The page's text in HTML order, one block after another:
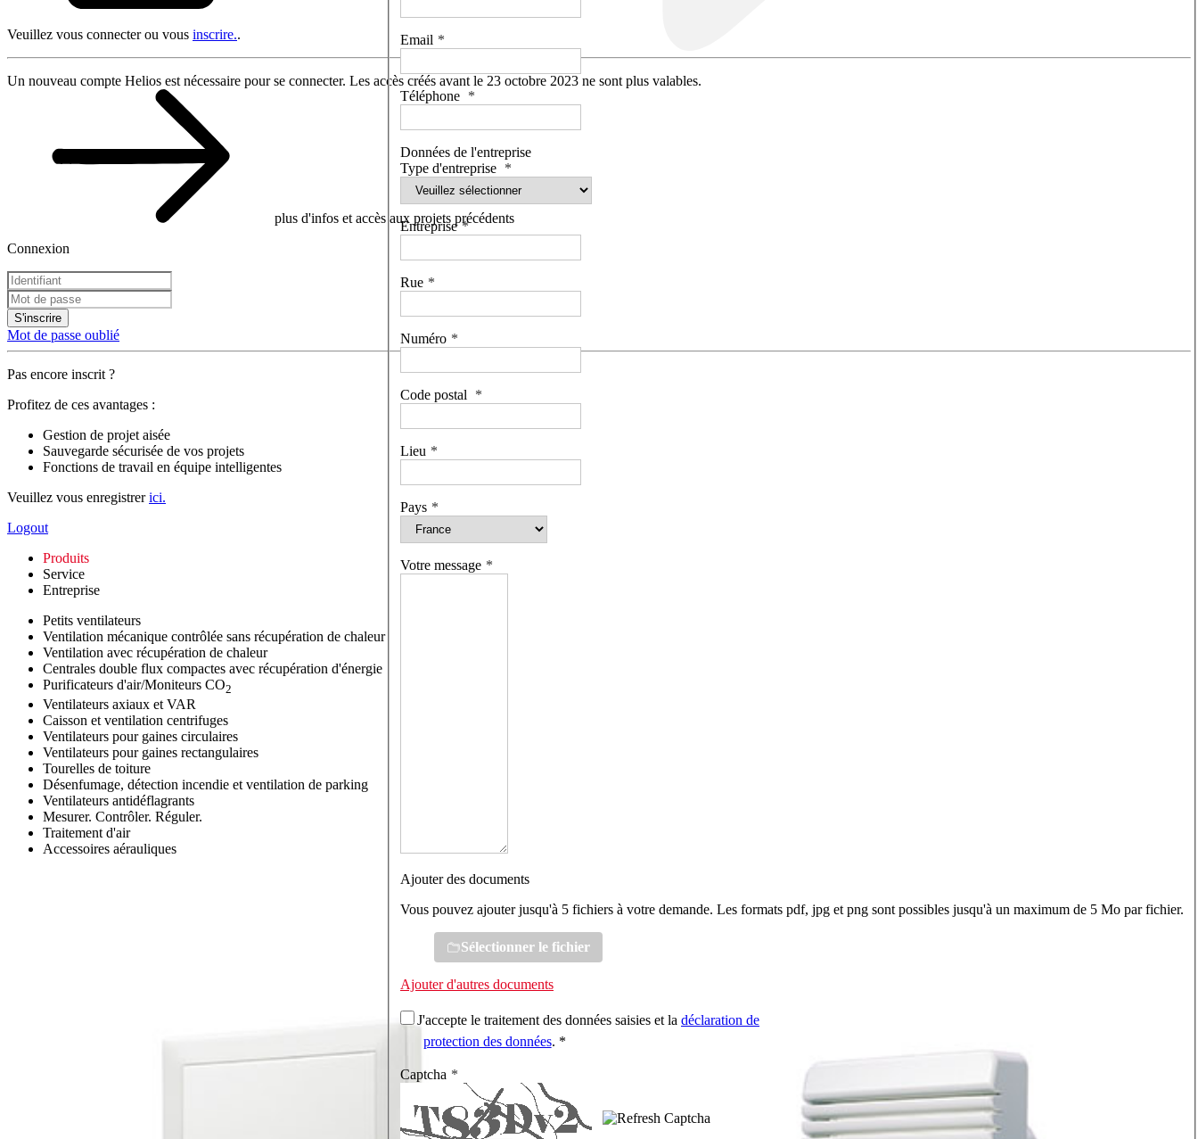
Veuillez vous connecter ou vous inscrire..
Un nouveau compte Helios est nécessaire pour se connecter. Les accès créés avant le 23 octobre 2023 ne sont plus valables.
plus d'infos et accès aux projets précédents
Connexion
S'inscrire
Mot de passe oublié
Pas encore inscrit ?
Profitez de ces avantages :
Gestion de projet aisée
Sauvegarde sécurisée de vos projets
Fonctions de travail en équipe intelligentes
Veuillez vous enregistrerici.
Logout
Produits
Service
Entreprise
Petits ventilateurs
Ventilation mécanique contrôlée sans récupération de chaleur
Ventilation avec récupération de chaleur
Centrales double flux compactes avec récupération d'énergie
Purificateurs d'air/Moniteurs CO2
Ventilateurs axiaux et VAR
Caisson et ventilation centrifuges
Ventilateurs pour gaines circulaires
Ventilateurs pour gaines rectangulaires
Tourelles de toiture
Désenfumage, détection incendie et ventilation de parking
Ventilateurs antidéflagrants
Mesurer. Contrôler. Réguler.
Traitement d'air
Accessoires aérauliques
Email
Téléphone
Données de l'entreprise
Type d'entreprise
Entreprise
Rue
Numéro
Code postal
Lieu
Pays
Votre message
Ajouter des documents
Vous pouvez ajouter jusqu'à 5 fichiers à votre demande. Les formats pdf, jpg et png sont possibles jusqu'à un maximum de 5 Mo par fichier.
Sélectionner le fichier
Ajouter d'autres documents
J'accepte le traitement des données saisies et la déclaration de
protection des données. *
Captcha